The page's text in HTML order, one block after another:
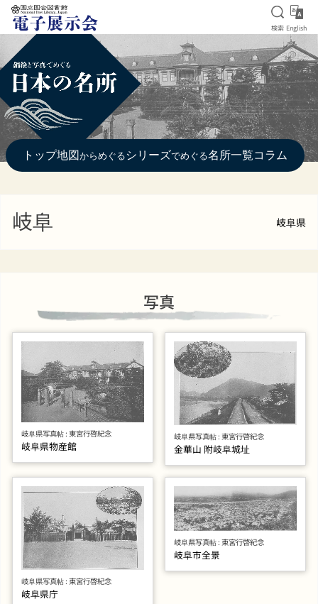
本文へ移動
検索を
検索 English
トップ地図 からめぐる シリーズでめぐる名所一覧コラム
岐阜 岐阜県
写真
岐阜県写真帖 : 東宮行啓紀念
岐阜県物産館
岐阜県写真帖 : 東宮行啓紀念
金華山 附岐阜城址
岐阜県写真帖 : 東宮行啓紀念
岐阜県庁
岐阜県写真帖 : 東宮行啓紀念
岐阜市全景